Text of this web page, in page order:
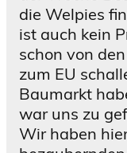
die Welpies
ist auch kein
schon von
zum EU
Baumarkt
war uns zu
Wir haben